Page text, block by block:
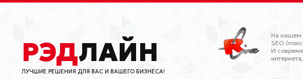
РЭДЛАЙН
ЛУЧШИЕ РЕШЕНИЯ ДЛЯ ВАС И ВАШЕГО БИЗНЕСА!
На нашем
SEO
И